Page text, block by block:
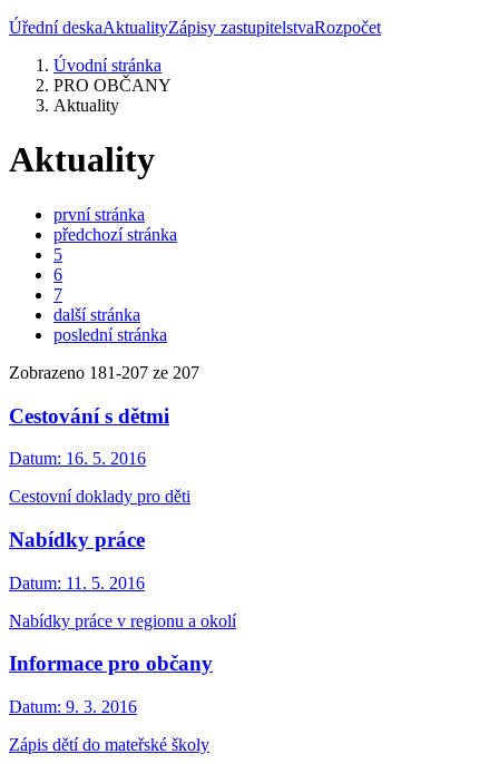
Úřední deskaAktualityZápisy zastupitelstvaRozpočet
Úvodní stránka
PRO OBČANY
Aktuality
Aktuality
první stránka
předchozí stránka
5
6
7
další stránka
poslední stránka
Zobrazeno 181-207 ze 207
Cestování s dětmi
Datum: 16. 5. 2016
Cestovní doklady pro děti
Nabídky práce
Datum: 11. 5. 2016
Nabídky práce v regionu a okolí
Informace pro občany
Datum: 9. 3. 2016
Zápis dětí do mateřské školy